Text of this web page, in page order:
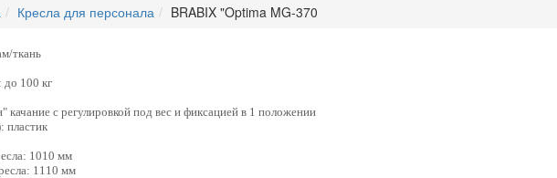
Кресла для персонала BRABIX "Optima MG-370
ткань
до 100 кг
качание с регулировкой под вес и фиксацией в 1 положении
пластик
1010 мм
1110 мм